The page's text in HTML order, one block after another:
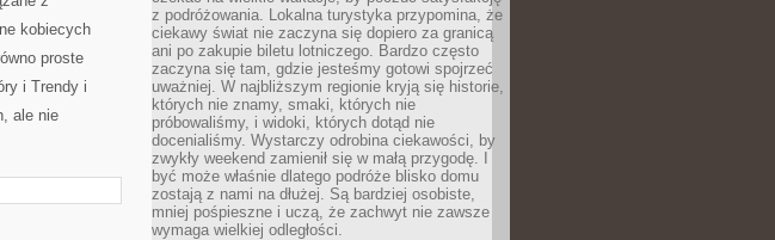
kobiecych
proste
i Trendy i
ale nie
z podróżowania. Lokalna turystyka przypomina, że
ciekawy świat nie zaczyna się dopiero za granicą
ani po zakupie biletu lotniczego. Bardzo często
zaczyna się tam, gdzie jesteśmy gotowi spojrzeć
uważniej. W najbliższym regionie kryją się historie,
których nie znamy, smaki, których nie
próbowaliśmy, i widoki, których dotąd nie
docenialiśmy. Wystarczy odrobina ciekawości, by
zwykły weekend zamienił się w małą przygodę. I
być może właśnie dlatego podróże blisko domu
zostają z nami na dłużej. Są bardziej osobiste,
mniej pośpieszne i uczą, że zachwyt nie zawsze
wymaga wielkiej odległości.